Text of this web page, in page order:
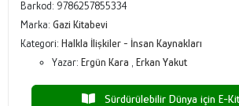
Barkod: 9786257855334
Marka: Gazi Kitabevi
Kategori: Halkla İlişkiler - İnsan Kaynakları
Yazar: Ergün Kara Erkan Yakut
Sürdürülebilir Dünya için E-